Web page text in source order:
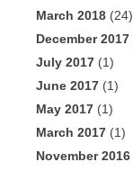
March 2018 (24)
December 2017
July 2017 (1)
June 2017 (1)
May 2017 (1)
March 2017 (1)
November 2016